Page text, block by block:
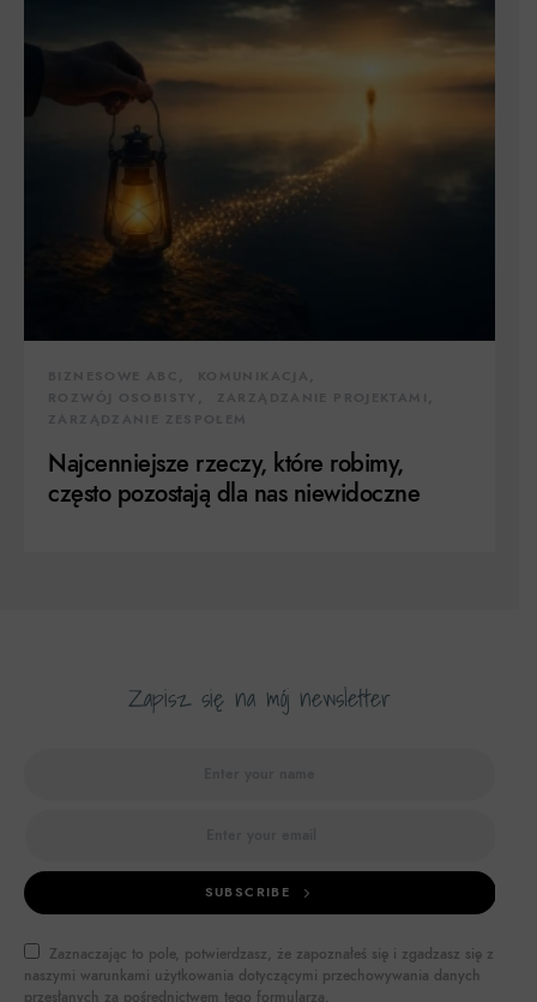
Najcenniejsze rzeczy, które robimy,
często pozostają dla nas niewidoczne
Zapisz się na mój newsletter
SUBSCRIBE
Zaznaczając to pole, potwierdzasz, że zapoznałeś się i zgadzasz się z
naszymi warunkami użytkowania dotyczącymi przechowywania danych
przesłanych za pośrednictwem tego formularza.